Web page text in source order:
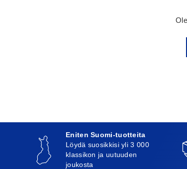
Eniten Suomi-tuotteita
Löydä suosikkisi yli 3 000
klassikon ja uutuuden
joukosta